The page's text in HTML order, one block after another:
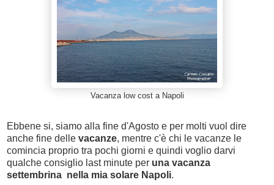
Vacanza low cost a Napoli
Ebbene si, siamo alla fine d'Agosto e per molti vuol dire
anche fine delle vacanze, mentre c'è chi le vacanze le
comincia proprio tra pochi giorni e quindi voglio darvi
qualche consiglio last minute per una vacanza
settembrina nella mia solare Napoli.